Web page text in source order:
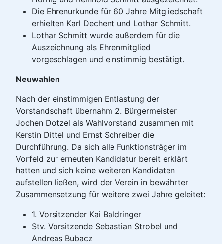
Die Ehrenurkunde für 60 Jahre Mitgliedschaft
erhielten Karl Dechent und Lothar Schmitt.
Lothar Schmitt wurde außerdem für die
Auszeichnung als Ehrenmitglied
vorgeschlagen und einstimmig bestätigt.
Neuwahlen
Nach der einstimmigen Entlastung der
Vorstandschaft übernahm 2. Bürgermeister
Jochen Dotzel als Wahlvorstand zusammen mit
Kerstin Dittel und Ernst Schreiber die
Durchführung. Da sich alle Funktionsträger im
Vorfeld zur erneuten Kandidatur bereit erklärt
hatten und sich keine weiteren Kandidaten
aufstellen ließen, wird der Verein in bewährter
Zusammensetzung für weitere zwei Jahre geleitet:
1. Vorsitzender Kai Baldringer
Stv. Vorsitzende Sebastian Strobel und
Andreas Bubacz